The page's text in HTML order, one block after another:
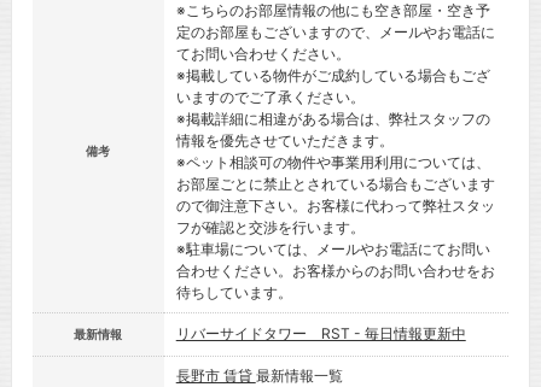
備考
※こちらのお部屋情報の他にも空き部屋・空き予
定のお部屋もございますので、メールやお電話に
てお問い合わせください。
※掲載している物件がご成約している場合もござ
いますのでご了承ください。
※掲載詳細に相違がある場合は、弊社スタッフの
情報を優先させていただきます。
※ペット相談可の物件や事業用利用については、
お部屋ごとに禁止とされている場合もございます
ので御注意下さい。お客様に代わって弊社スタッ
フが確認と交渉を行います。
※駐車場については、メールやお電話にてお問い
合わせください。お客様からのお問い合わせをお
待ちしています。
最新情報 リバーサイドタワー RST - 毎日情報更新中
長野市 賃貸 最新情報一覧